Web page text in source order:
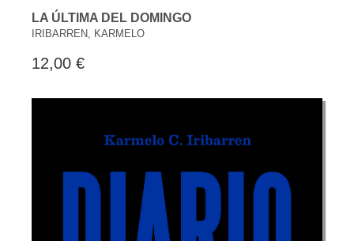
LA ÚLTIMA DEL DOMINGO
IRIBARREN, KARMELO
12,00 €